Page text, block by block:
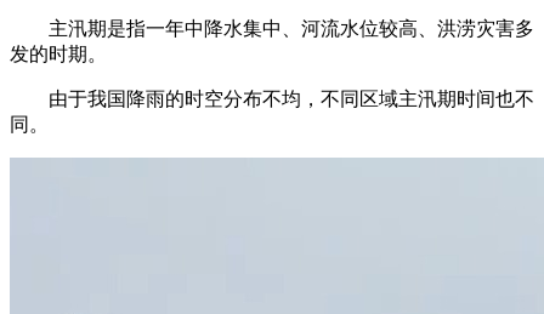
主汛期是指一年中降水集中、河流水位较高、洪涝灾害多
发的时期。
由于我国降雨的时空分布不均，不同区域主汛期时间也不
同。